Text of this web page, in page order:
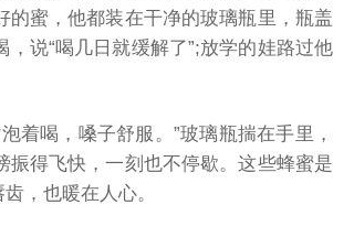
蜜，他都装在干净的玻璃瓶里，瓶盖
说“喝几日就缓解了”;放学的娃路过他
着喝，嗓子舒服。”玻璃瓶揣在手里，
得飞快，一刻也不停歇。这些蜂蜜是
，也暖在人心。